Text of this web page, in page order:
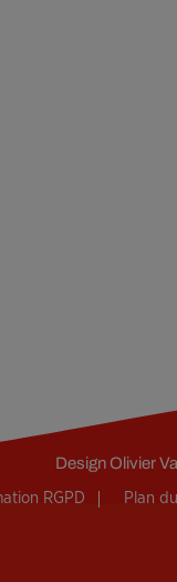
DesignOlivier
RGPD Plan